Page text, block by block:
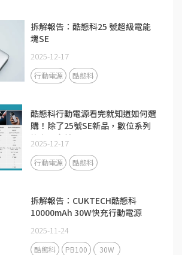
拆解報告：酷態科25 號超級電能
塊SE
2025-12-17
行動電源 酷態科
酷態科行動電源看完就知道如何選
購！除了25號SE新品，數位系列
擁有更多精品
2025-12-17
行動電源 酷態科
拆解報告：CUKTECH酷態科
10000mAh 30W快充行動電源
2025-11-24
酷態科 PB100 30W